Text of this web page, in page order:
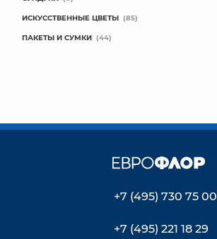
ИСКУССТВЕННЫЕ ЦВЕТЫ (85)
ПАКЕТЫ И СУМКИ (44)
+7 (495) 730 75 00
+7 (495) 221 18 29